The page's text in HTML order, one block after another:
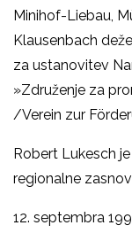
Minihof-Liebau,
Klausenbach
za ustanovitev
»Združenje za
/Verein zur
Robert Lukesch
regionalne
12. septembra